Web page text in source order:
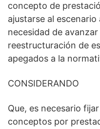
concepto de
ajustarse al
necesidad de
reestructuración de
apegados a la
CONSIDERANDO
Que, es necesario
conceptos por